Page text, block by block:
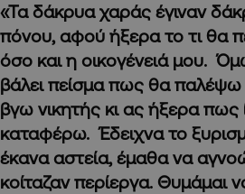
«Τα δάκρυα χαράς έγιναν
πόνου, αφού ήξερα το τι θα
όσο και η οικογένειά μου.
βάλει πείσμα πως θα παλέψω
βγω νικητής κι ας ήξερα
καταφέρω. Έδειχνα το
έκανα αστεία, έμαθα να
κοίταζαν περίεργα. Θυμάμαι